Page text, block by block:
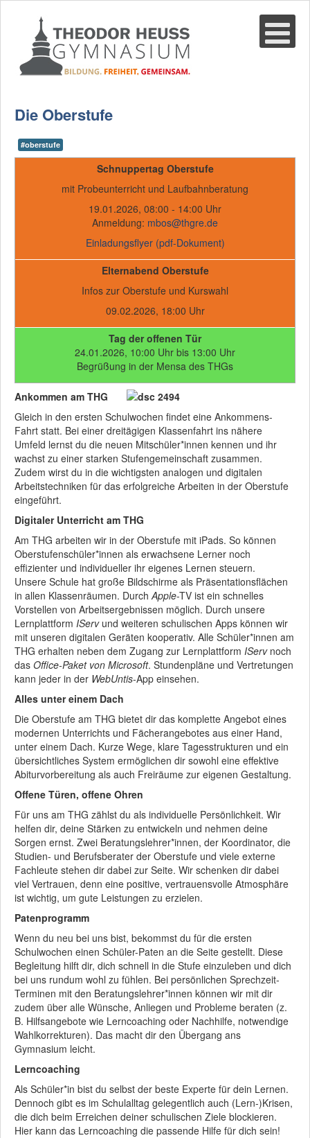
Die Oberstufe
#oberstufe
Schnuppertag Oberstufe
mit Probeunterricht und Laufbahnberatung
19.01.2026, 08:00 - 14:00 Uhr
Anmeldung: mbos@thgre.de
Einladungsflyer (pdf-Dokument)
Elternabend Oberstufe
Infos zur Oberstufe und Kurswahl
09.02.2026, 18:00 Uhr
Tag der offenen Tür
24.01.2026, 10:00 Uhr bis 13:00 Uhr
Begrüßung in der Mensa des THGs
Ankommen am THG
Gleich in den ersten Schulwochen findet eine Ankommens-
Fahrt statt. Bei einer dreitägigen Klassenfahrt ins nähere
Umfeld lernst du die neuen Mitschüler*innen kennen und ihr
wachst zu einer starken Stufengemeinschaft zusammen.
Zudem wirst du in die wichtigsten analogen und digitalen
Arbeitstechniken für das erfolgreiche Arbeiten in der Oberstufe
eingeführt.
Digitaler Unterricht am THG
Am THG arbeiten wir in der Oberstufe mit iPads. So können
Oberstufenschüler*innen als erwachsene Lerner noch
effizienter und individueller ihr eigenes Lernen steuern.
Unsere Schule hat große Bildschirme als Präsentationsflächen
in allen Klassenräumen. DurchApple-TV ist ein schnelles
Vorstellen von Arbeitsergebnissen möglich. Durch unsere
Lernplattform IServund weiteren schulischen Apps können wir
mit unseren digitalen Geräten kooperativ. Alle Schüler*innen am
THG erhalten neben dem Zugang zur Lernplattform IServnoch
das Office-Paket von Microsoft. Stundenpläne und Vertretungen
kann jeder in der WebUntis-App einsehen.
Alles unter einem Dach
Die Oberstufe am THG bietet dir das komplette Angebot eines
modernen Unterrichts und Fächerangebotes aus einer Hand,
unter einem Dach. Kurze Wege, klare Tagesstrukturen und ein
übersichtliches System ermöglichen dir sowohl eine effektive
Abiturvorbereitung als auch Freiräume zur eigenen Gestaltung.
Offene Türen, offene Ohren
Für uns am THG zählst du als individuelle Persönlichkeit. Wir
helfen dir, deine Stärken zu entwickeln und nehmen deine
Sorgen ernst. Zwei Beratungslehrer*innen, der Koordinator, die
Studien- und Berufsberater der Oberstufe und viele externe
Fachleute stehen dir dabei zur Seite. Wir schenken dir dabei
viel Vertrauen, denn eine positive, vertrauensvolle Atmosphäre
ist wichtig, um gute Leistungen zu erzielen.
Patenprogramm
Wenn du neu bei uns bist, bekommst du für die ersten
Schulwochen einen Schüler-Paten an die Seite gestellt. Diese
Begleitung hilft dir, dich schnell in die Stufe einzuleben und dich
bei uns rundum wohl zu fühlen. Bei persönlichen Sprechzeit-
Terminen mit den Beratungslehrer*innen können wir mit dir
zudem über alle Wünsche, Anliegen und Probleme beraten (z.
B. Hilfsangebote wie Lerncoaching oder Nachhilfe, notwendige
Wahlkorrekturen). Das macht dir den Übergang ans
Gymnasium leicht.
Lerncoaching
Als Schüler*in bist du selbst der beste Experte für dein Lernen.
Dennoch gibt es im Schulalltag gelegentlich auch (Lern-)Krisen,
die dich beim Erreichen deiner schulischen Ziele blockieren.
Hier kann das Lerncoaching die passende Hilfe für dich sein!